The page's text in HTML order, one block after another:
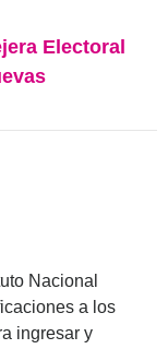
Electoral
Nacional
a los
ingresar y